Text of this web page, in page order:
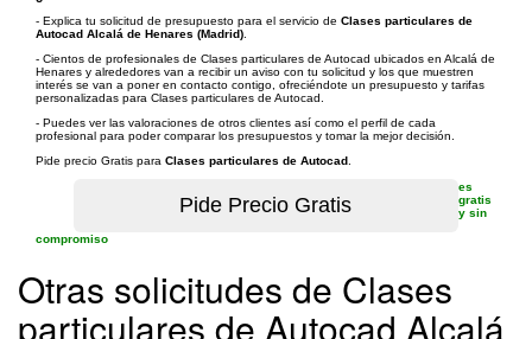
- Explica tu solicitud de presupuesto para el servicio de Clases particulares de
Autocad Alcalá de Henares (Madrid)
- Cientos de profesionales de Clases particulares de Autocad ubicados en Alcalá de
Henares y alrededores van a recibir un aviso con tu solicitud y los que muestren
interés se van a poner en contacto contigo, ofreciéndote un presupuesto y tarifas
personalizadas para Clases particulares de Autocad.
- Puedes ver las valoraciones de otros clientes así como el perfil de cada
profesional para poder comparar los presupuestos y tomar la mejor decisión.
Pide precio Gratis para Clases particulares de Autocad
es
gratis
y sin
compromiso
Otras solicitudes de Clases
particulares de Autocad Alcalá